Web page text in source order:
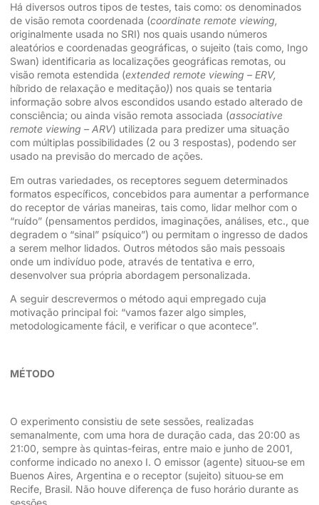
Há diversos outros tipos de testes, tais como: os denominados
de visão remota coordenada (coordinate remote viewing,
originalmente usada no SRI) nos quais usando números
aleatórios e coordenadas geográficas, o sujeito (tais como, Ingo
Swan) identificaria as localizações geográficas remotas, ou
visão remota estendida (extended remote viewing – ERV,
híbrido de relaxação e meditação)) nos quais se tentaria
informação sobre alvos escondidos usando estado alterado de
consciência; ou ainda visão remota associada (associative
remote viewing – ARV) utilizada para predizer uma situação
com múltiplas possibilidades (2 ou 3 respostas), podendo ser
usado na previsão do mercado de ações.
Em outras variedades, os receptores seguem determinados
formatos específicos, concebidos para aumentar a performance
do receptor de várias maneiras, tais como, lidar melhor com o
“ruído” (pensamentos perdidos, imaginações, análises, etc., que
degradem o “sinal” psíquico”) ou permitam o ingresso de dados
a serem melhor lidados. Outros métodos são mais pessoais
onde um indivíduo pode, através de tentativa e erro,
desenvolver sua própria abordagem personalizada.
A seguir descrevermos o método aqui empregado cuja
motivação principal foi: “vamos fazer algo simples,
metodologicamente fácil, e verificar o que acontece”.
MÉTODO
O experimento consistiu de sete sessões, realizadas
semanalmente, com uma hora de duração cada, das 20:00 as
21:00, sempre às quintas-feiras, entre maio e junho de 2001,
conforme indicado no anexo I. O emissor (agente) situou-se em
Buenos Aires, Argentina e o receptor (sujeito) situou-se em
Recife, Brasil. Não houve diferença de fuso horário durante as
sessões.